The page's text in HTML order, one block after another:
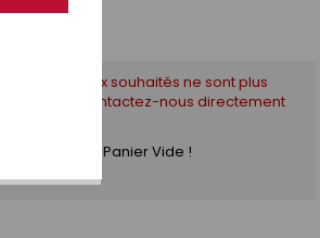
* Si les créneaux souhaités ne sont plus
disponibles, contactez-nous directement
Panier Vide !